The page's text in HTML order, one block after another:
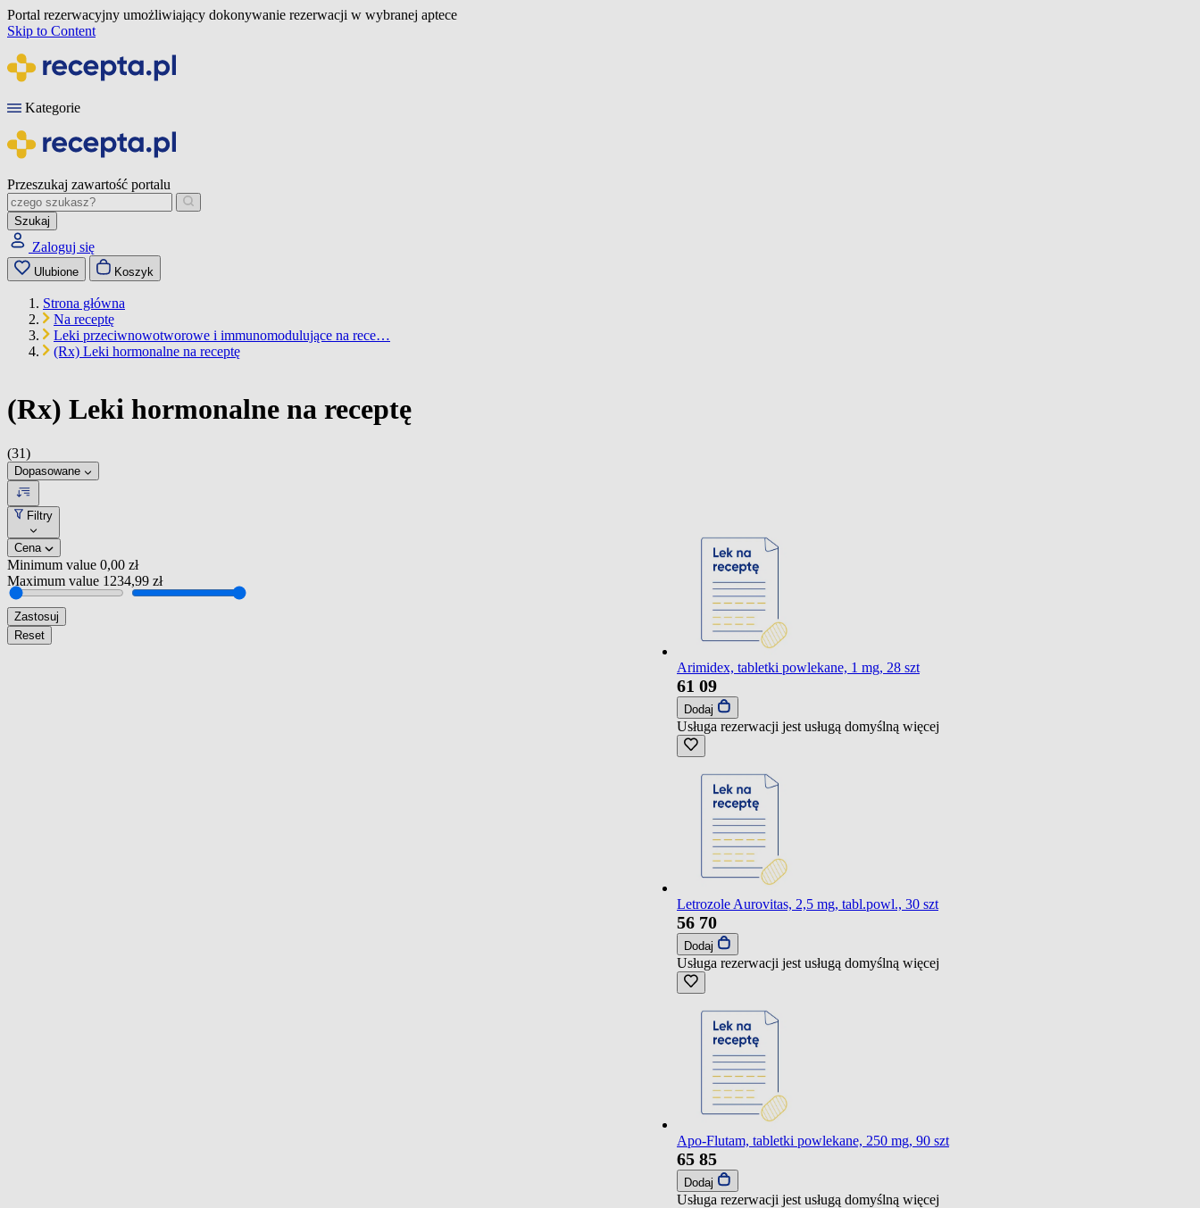
Portal rezerwacyjny umożliwiający dokonywanie rezerwacji w wybranej aptece
Skip to Content
Kategorie
Przeszukaj zawartość portalu
Szukaj
Zaloguj się
Ulubione Koszyk
Strona główna
Na receptę
Leki przeciwnowotworowe i immunomodulujące na rece…
(Rx) Leki hormonalne na receptę
(Rx) Leki hormonalne na receptę
(31)
Dopasowane
Filtry
Cena
Minimum value 0,00 zł
Maximum value 1234,99 zł
Zastosuj
Reset
Arimidex, tabletki powlekane, 1 mg, 28 szt
61 09
Dodaj
Usługa rezerwacji jest usługą domyślną więcej
Letrozole Aurovitas, 2,5 mg, tabl.powl., 30 szt
56 70
Dodaj
Usługa rezerwacji jest usługą domyślną więcej
Apo-Flutam, tabletki powlekane, 250 mg, 90 szt
65 85
Dodaj
Usługa rezerwacji jest usługą domyślną więcej